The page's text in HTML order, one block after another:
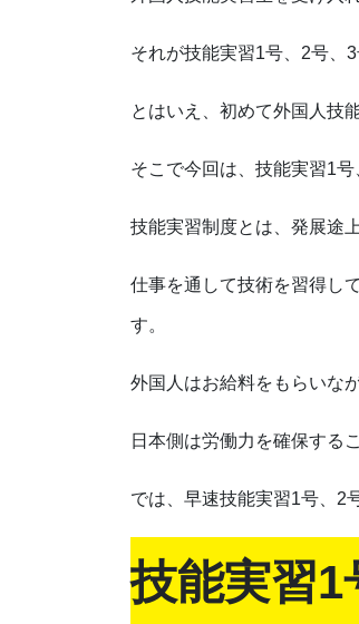
それが技能実習1号、2号、3
とはいえ、初めて外国人技
そこで今回は、技能実習1
技能実習制度とは、発展途
仕事を通して技術を習得し
す。
外国人はお給料をもらいな
日本側は労働力を確保する
では、早速技能実習1号、2
技能実習1